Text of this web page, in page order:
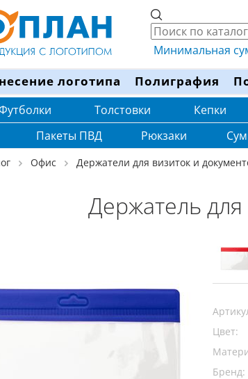
Минимальная
логотипа Полиграфия
Толстовки Кепки
Пакеты ПВД Рюкзаки
Офис Держатели для визиток и
Держатель
Цвет:
Бренд: